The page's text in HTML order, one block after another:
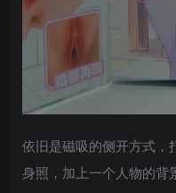
依旧是磁吸的侧开方式，
身照，加上一个人物的背